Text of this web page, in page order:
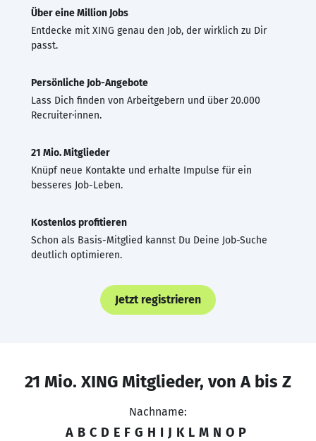
Über eine Million Jobs
Entdecke mit XING genau den Job, der wirklich zu Dir
passt.
Persönliche Job-Angebote
Lass Dich finden von Arbeitgebern und über 20.000
Recruiter·innen.
21 Mio. Mitglieder
Knüpf neue Kontakte und erhalte Impulse für ein
besseres Job-Leben.
Kostenlos profitieren
Schon als Basis-Mitglied kannst Du Deine Job-Suche
deutlich optimieren.
Jetzt registrieren
21 Mio. XING Mitglieder, von A bis Z
Nachname:
A B C D E F G H I J K L M N O P